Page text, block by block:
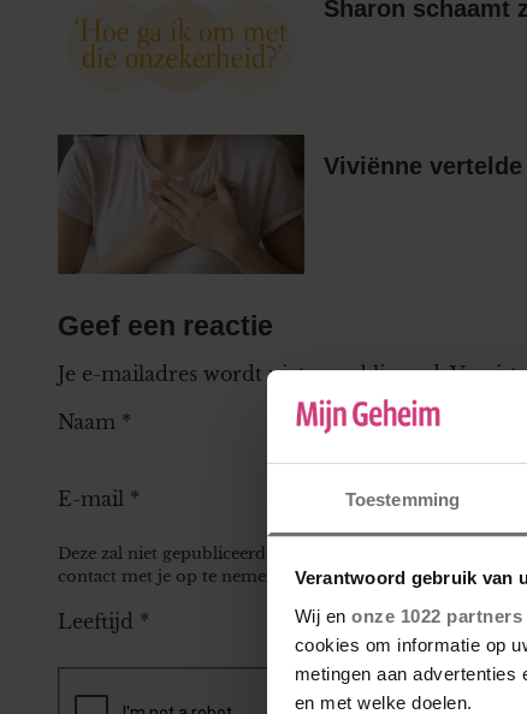
Toestemming
Verantwoord gebruik van
Wij en onze 1022 partners
cookies om informatie op
metingen aan
en met welke doelen.
Sharon schaamt
Viviënne
Geef een reactie
Je e-mailadres wordt niet gepubliceerd.
Naam *
E-mail *
Deze zal niet gepubliceerd worden bij je reactie, maar
contact met je op te nemen.
Leeftijd *